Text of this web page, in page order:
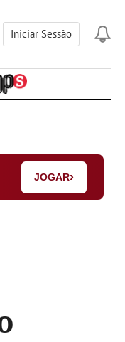
Iniciar Sessão
JOGAR›